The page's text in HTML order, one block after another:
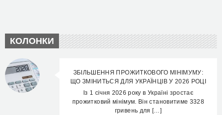
КОЛОНКИ
ЗБІЛЬШЕННЯ ПРОЖИТКОВОГО МІНІМУМУ:
ЩО ЗМІНИТЬСЯ ДЛЯ УКРАЇНЦІВ У 2026 РОЦІ
Із 1 січня 2026 року в Україні зростає
прожитковий мінімум. Він становитиме 3328
гривень для […]